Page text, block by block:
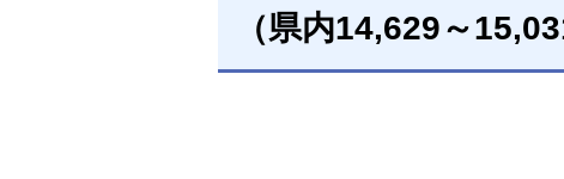
（県内14,629～